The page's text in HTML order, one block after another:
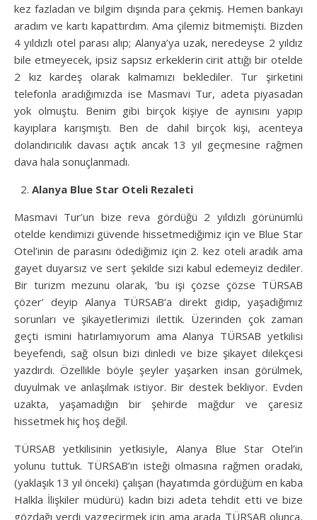
kez fazladan ve bilgim dışında para çekmiş. Hemen bankayı
aradım ve kartı kapattırdım. Ama çilemiz bitmemişti. Bizden
4 yıldızlı otel parası alıp; Alanya’ya uzak, neredeyse 2 yıldız
bile etmeyecek, ipsiz sapsız erkeklerin cirit attığı bir otelde
2 kız kardeş olarak kalmamızı beklediler. Tur şirketini
telefonla aradığımızda ise Masmavi Tur, adeta piyasadan
yok olmuştu. Benim gibi birçok kişiye de aynısını yapıp
kayıplara karışmıştı. Ben de dahil birçok kişi, acenteya
dolandırıcılık davası açtık ancak 13 yıl geçmesine rağmen
dava hala sonuçlanmadı.
Alanya Blue Star Oteli Rezaleti
Masmavi Tur’un bize reva gördüğü 2 yıldızlı görünümlü
otelde kendimizi güvende hissetmediğimiz için ve Blue Star
Otel’inin de parasını ödediğimiz için 2. kez oteli aradık ama
gayet duyarsız ve sert şekilde sizi kabul edemeyiz dediler.
Bir turizm mezunu olarak, ‘bu işi çözse çözse TÜRSAB
çözer’ deyip Alanya TÜRSAB’a direkt gidip, yaşadığımız
sorunları ve şikayetlerimizi ilettik. Üzerinden çok zaman
geçti ismini hatırlamıyorum ama Alanya TÜRSAB yetkilisi
beyefendi, sağ olsun bizi dinledi ve bize şikayet dilekçesi
yazdırdı. Özellikle böyle şeyler yaşarken insan görülmek,
duyulmak ve anlaşılmak istiyor. Bir destek bekliyor. Evden
uzakta, yaşamadığın bir şehirde mağdur ve çaresiz
hissetmek hiç hoş değil.
TÜRSAB yetkilisinin yetkisiyle, Alanya Blue Star Otel’in
yolunu tuttuk. TÜRSAB’ın isteği olmasına rağmen oradaki,
(yaklaşık 13 yıl önceki) çalışan (hayatımda gördüğüm en kaba
Halkla İlişkiler müdürü) kadın bizi adeta tehdit etti ve bize
gözdağı verdi vazgeçirmek için ama arada TÜRSAB olunca,